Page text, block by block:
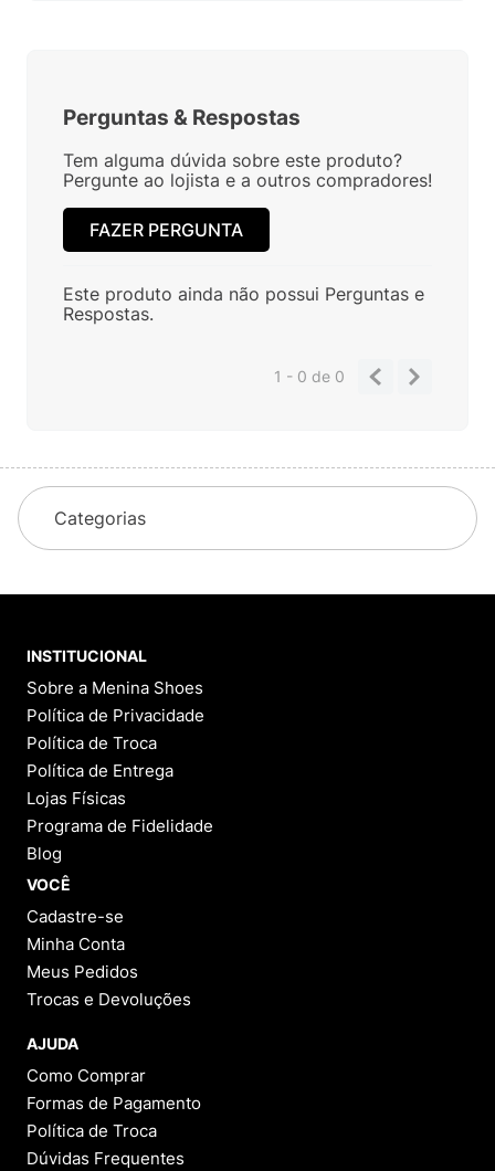
Perguntas & Respostas
Tem alguma dúvida sobre este produto?
Pergunte ao lojista e a outros compradores!
FAZER PERGUNTA
Este produto ainda não possui Perguntas e
Respostas.
1 - 0de 0
Categorias
INSTITUCIONAL
Sobre a Menina Shoes
Política de Privacidade
Política de Troca
Política de Entrega
Lojas Físicas
Programa de Fidelidade
Blog
VOCÊ
Cadastre-se
Minha Conta
Meus Pedidos
Trocas e Devoluções
AJUDA
Como Comprar
Formas de Pagamento
Política de Troca
Dúvidas Frequentes